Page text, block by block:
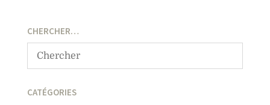
CHERCHER…
CATÉGORIES